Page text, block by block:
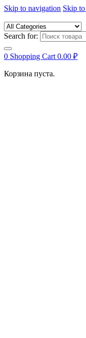
Skip to navigation Skip
Search for:
0 Shopping Cart 0.00 ₽
Корзина пуста.